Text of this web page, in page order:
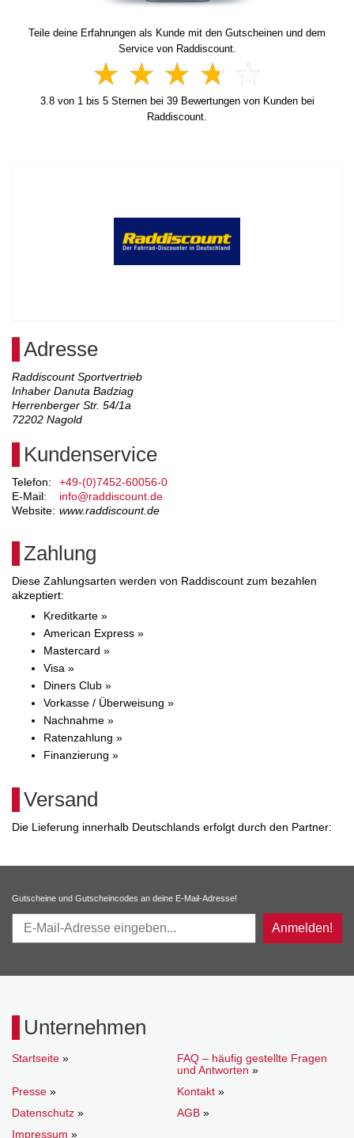
Teile deine Erfahrungen als Kunde mit den Gutscheinen und dem
Service von Raddiscount.
3.8von 1bis 5Sternen bei 39Bewertungen von Kunden bei
Raddiscount.
Adresse
Raddiscount Sportvertrieb
Inhaber Danuta Badziag
Herrenberger Str. 54/1a
72202 Nagold
Kundenservice
Telefon:
+49-(0)7452-60056-0
E-Mail:
info@raddiscount.de
Website: www.raddiscount.de
Zahlung
Diese Zahlungsarten werden von Raddiscount zum bezahlen
akzeptiert:
Kreditkarte »
American Express »
Mastercard »
Visa »
Diners Club »
Vorkasse / Überweisung »
Nachnahme »
Ratenzahlung »
Finanzierung »
Versand
Die Lieferung innerhalb Deutschlands erfolgt durch den Partner:
Gutscheine und Gutscheincodes an deine E-Mail-Adresse!
Anmelden!
Unternehmen
Startseite »
FAQ – häufig gestellte Fragen
und Antworten »
Presse » Kontakt »
Datenschutz » AGB »
Impressum »